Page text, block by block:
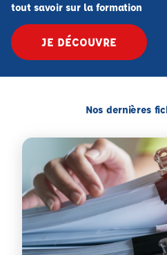
tout savoir sur la formation
JE DÉCOUVRE
Nos dernières